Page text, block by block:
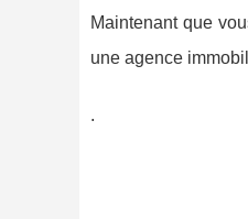
Maintenant que
une agence
.